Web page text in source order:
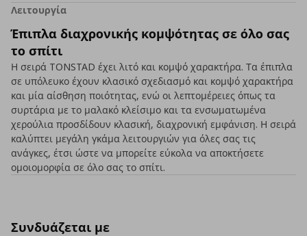
Λειτουργία
Έπιπλα διαχρονικής κομψότητας σε όλο σας
το σπίτι
Η σειρά TONSTAD έχει λιτό και κομψό χαρακτήρα. Τα έπιπλα
σε υπόλευκο έχουν κλασικό σχεδιασμό και κομψό χαρακτήρα
και μία αίσθηση ποιότητας, ενώ οι λεπτομέρειες όπως τα
συρτάρια με το μαλακό κλείσιμο και τα ενσωματωμένα
χερούλια προσδίδουν κλασική, διαχρονική εμφάνιση. Η σειρά
καλύπτει μεγάλη γκάμα λειτουργιών για όλες σας τις
ανάγκες, έτσι ώστε να μπορείτε εύκολα να αποκτήσετε
ομοιομορφία σε όλο σας το σπίτι.
Συνδυάζεται με